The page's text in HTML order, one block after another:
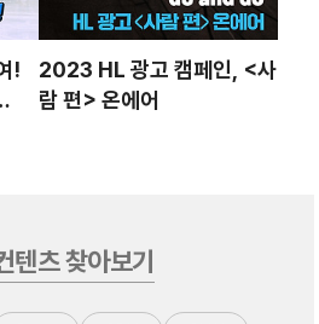
!
2023 HL 광고 캠페인, <사
람 편> 온에어
텐츠 찾아보기